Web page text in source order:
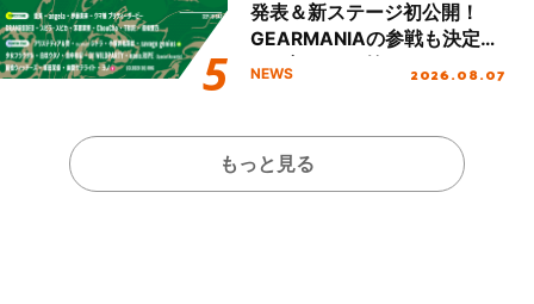
発表＆新ステージ初公開！
GEARMANIAの参戦も決定
し、初となる第3ステージの
NEWS 2026.08.07
もっと見る